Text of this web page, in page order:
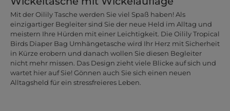
Mit der Oilily Tasche werden Sie viel Spaß haben! Als
einzigartiger Begleiter sind Sie der neue Held im Alltag und
meistern Ihre Hürden mit einer Leichtigkeit. Die Oilily Tropical
Birds Diaper Bag Umhängetasche wird Ihr Herz mit Sicherheit
in Kürze erobern und danach wollen Sie diesen Begleiter
nicht mehr missen. Das Design zieht viele Blicke auf sich und
wartet hier auf Sie! Gönnen auch Sie sich einen neuen
Alltagsheld für ein stressfreieres Leben.